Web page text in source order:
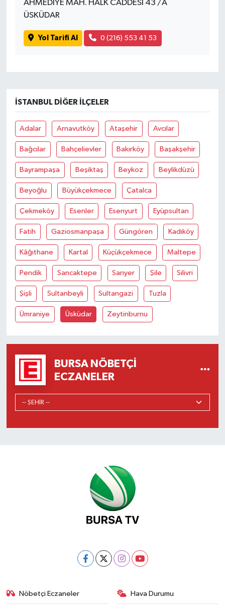
AHMEDİYE MAH. HALK CADDESİ 43 /A
ÜSKÜDAR
Yol Tarifi Al 0 (216) 553 41 53
İSTANBUL DIĞER İLÇELER
Adalar Arnavutköy Ataşehir Avcılar
Bağcılar Bahçelievler Bakırköy Başakşehir
Bayrampaşa Beşiktaş Beykoz Beylikdüzü
Beyoğlu Büyükçekmece Çatalca
Çekmeköy Esenler Esenyurt Eyüpsultan
Fatih Gaziosmanpaşa Güngören Kadıköy
Kâğıthane Kartal Küçükçekmece Maltepe
Pendik Sancaktepe Sarıyer Şile Silivri
Şişli Sultanbeyli Sultangazi Tuzla
Ümraniye Üsküdar Zeytinburnu
BURSA NÖBETÇI
ECZANELER
Nöbetçi Eczaneler Hava Durumu